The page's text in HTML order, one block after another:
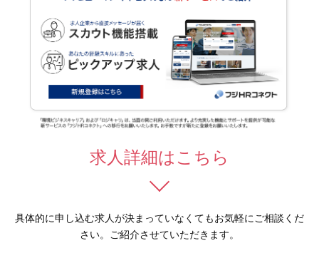
求人詳細はこちら
具体的に申し込む求人が決まっていなくてもお気軽にご相談くだ
さい。ご紹介させていただきます。